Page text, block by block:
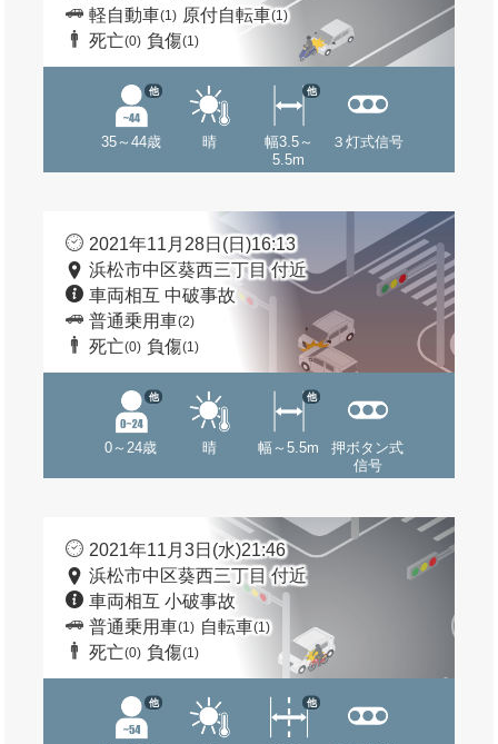
軽自動車(1) 原付自転車(1)
死亡(0) 負傷(1)
35～44歳
他
晴
幅3.5～
5.5m
他
３灯式信号
2021年11月28日(日)16:13
浜松市中区葵西三丁目 付近
車両相互 中破事故
普通乗用車(2)
死亡(0) 負傷(1)
0～24歳
他
晴 幅～5.5m
他
押ボタン式
信号
2021年11月3日(水)21:46
浜松市中区葵西三丁目 付近
車両相互 小破事故
普通乗用車(1) 自転車(1)
死亡(0) 負傷(1)
他 他